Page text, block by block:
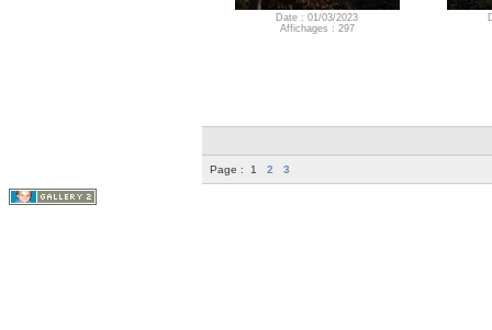
Date : 01/03/2023
Affichages : 297
Page : 1 2 3